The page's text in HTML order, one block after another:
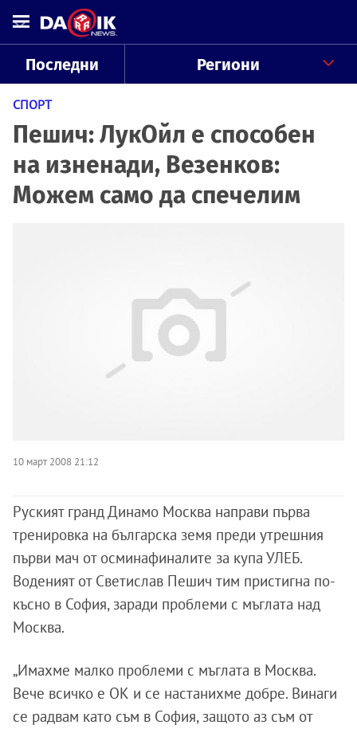
Последни Региони
СПОРТ
Пешич: ЛукОйл е способен
на изненади, Везенков:
Можем само да спечелим
10 март 2008 21:12
Руският гранд Динамо Москва направи първа
тренировка на българска земя преди утрешния
първи мач от осминафиналите за купа УЛЕБ.
Воденият от Светислав Пешич тим пристигна по-
късно в София, заради проблеми с мъглата над
Москва.
„Имахме малко проблеми с мъглата в Москва.
Вече всичко е ОК и се настанихме добре. Винаги
се радвам като съм в София, защото аз съм от